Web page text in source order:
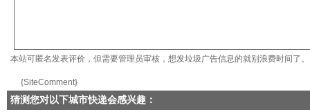
本站可匿名发表评价，但需要管理员审核，想发垃圾广告信息的就别浪费时间了。
{SiteComment}
猜测您对以下城市快递会感兴趣：